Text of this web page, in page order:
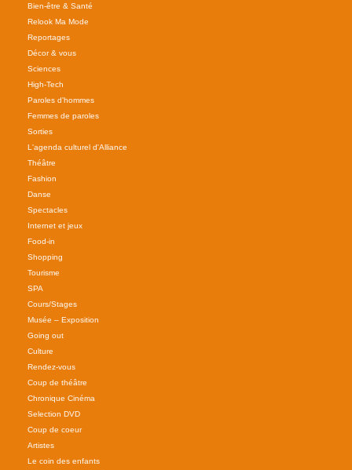
Bien-être & Santé
Relook Ma Mode
Reportages
Décor & vous
Sciences
High-Tech
Paroles d'hommes
Femmes de paroles
Sorties
L'agenda culturel d'Alliance
Théâtre
Fashion
Danse
Spectacles
Internet et jeux
Food-in
Shopping
Tourisme
SPA
Cours/Stages
Musée – Exposition
Going out
Culture
Rendez-vous
Coup de théâtre
Chronique Cinéma
Selection DVD
Coup de coeur
Artistes
Le coin des enfants